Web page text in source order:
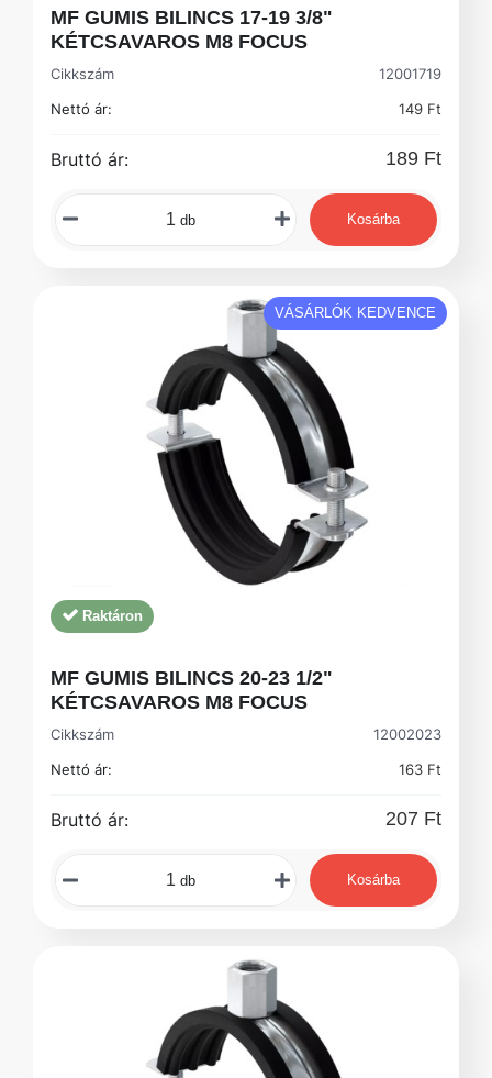
MF GUMIS BILINCS 17-19 3/8"
KÉTCSAVAROS M8 FOCUS
Cikkszám
12001719
Nettó ár:
149 Ft
Bruttó ár: 189 Ft
db Kosárba
VÁSÁRLÓK KEDVENCE
Raktáron
MF GUMIS BILINCS 20-23 1/2"
KÉTCSAVAROS M8 FOCUS
Cikkszám
12002023
Nettó ár:
163 Ft
Bruttó ár: 207 Ft
db Kosárba